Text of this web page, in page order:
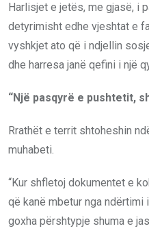
Harlisjet e jetës, me gjasë, i
detyrimisht edhe vjeshtat e
vyshkjet ato që i ndjellin
dhe harresa janë qefini i një
“Një pasqyrë e pushtetit,
Rrathët e territ shtoheshin
muhabeti.
“Kur shfletoj dokumentet e
që kanë mbetur nga
goxha përshtypje shuma e